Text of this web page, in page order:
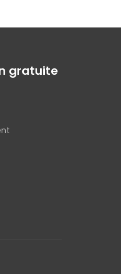
gratuite